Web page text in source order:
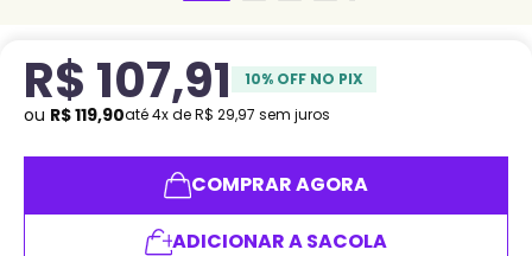
R$ 107,91 10% OFF NO PIX
ou R$119,90até4x deR$ 29,97 sem juros
COMPRAR AGORA
ADICIONAR A SACOLA